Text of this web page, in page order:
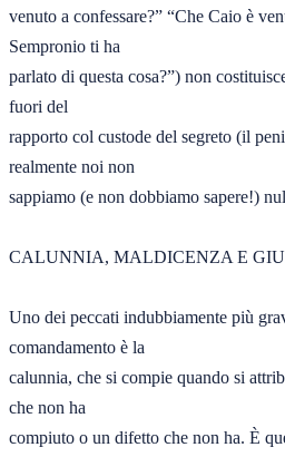
venuto a confessare?” “Che Caio è
Sempronio ti ha
parlato di questa cosa?”) non
fuori del
rapporto col custode del segreto (il
realmente noi non
sappiamo (e non dobbiamo sapere!)
CALUNNIA, MALDICENZA E
Uno dei peccati indubbiamente più
comandamento è la
calunnia, che si compie quando si
che non ha
compiuto o un difetto che non ha. È